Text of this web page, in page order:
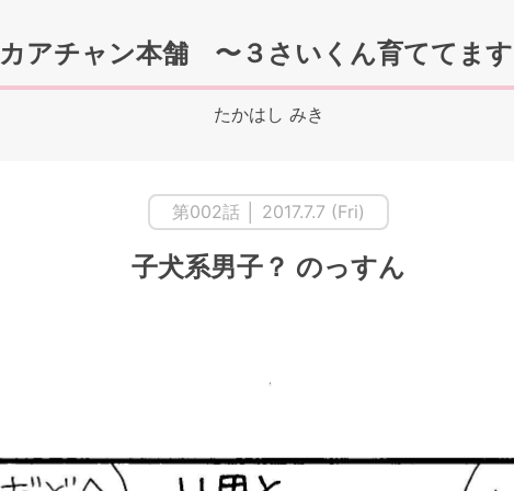
カアチャン本舗 〜３さいくん育ててま
たかはし みき
第002話 │ 2017.7.7 (Fri)
子犬系男子？ のっすん